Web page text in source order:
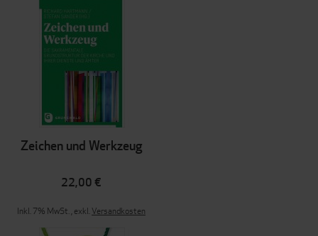
Zeichen und Werkzeug
22,00 €
Inkl. 7% MwSt.,exkl.Versandkosten